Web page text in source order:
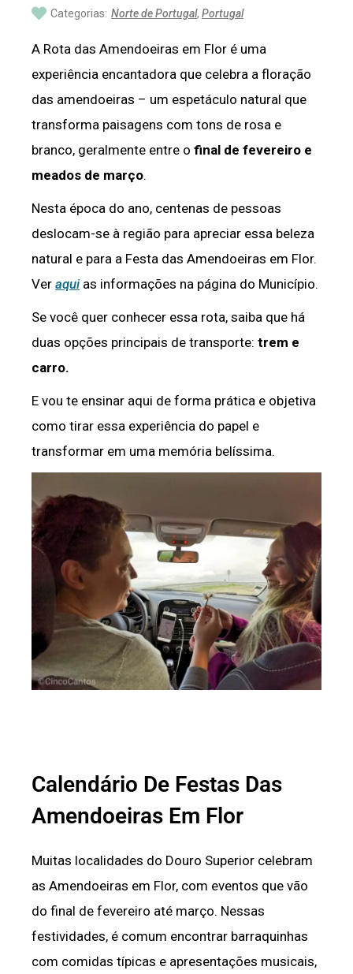
Categorias: Norte de Portugal, Portugal
A Rota das Amendoeiras em Flor é uma
experiência encantadora que celebra a floração
das amendoeiras – um espetáculo natural que
transforma paisagens com tons de rosa e
branco, geralmente entre o final de fevereiro e
meados de março.
Nesta época do ano, centenas de pessoas
deslocam-se à região para apreciar essa beleza
natural e para a Festa das Amendoeiras em Flor.
Ver aquias informações na página do Município.
Se você quer conhecer essa rota, saiba que há
duas opções principais de transporte: trem e
carro.
E vou te ensinar aqui de forma prática e objetiva
como tirar essa experiência do papel e
transformar em uma memória belíssima.
Calendário De Festas Das
Amendoeiras Em Flor
Muitas localidades do Douro Superior celebram
as Amendoeiras em Flor, com eventos que vão
do final de fevereiro até março. Nessas
festividades, é comum encontrar barraquinhas
com comidas típicas e apresentações musicais,